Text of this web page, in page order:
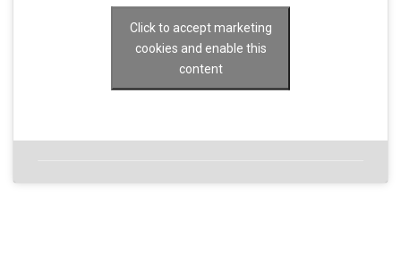
Click to accept marketing
cookies and enable this
content